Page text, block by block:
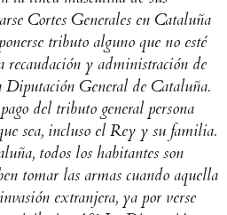
Cortes Generales en Cataluña
tributo alguno que no esté
recaudación y administración de
Diputación General de Cataluña.
del tributo general persona
sea, incluso el Rey y su familia.
todos los habitantes son
tomar las armas cuando aquella
extranjera, ya por verse